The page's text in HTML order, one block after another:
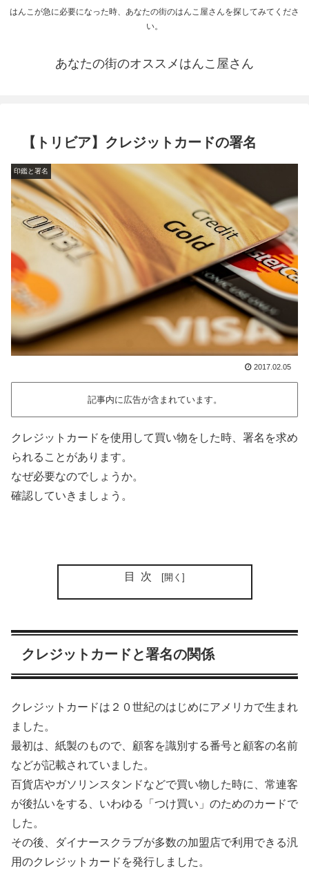
はんこが急に必要になった時、あなたの街のはんこ屋さんを探してみてくださ
い。
あなたの街のオススメはんこ屋さん
【トリビア】クレジットカードの署名
印鑑と署名
2017.02.05
記事内に広告が含まれています。
クレジットカードを使用して買い物をした時、署名を求め
られることがあります。
なぜ必要なのでしょうか。
確認していきましょう。
目次
クレジットカードと署名の関係
クレジットカードは２０世紀のはじめにアメリカで生まれ
ました。
最初は、紙製のもので、顧客を識別する番号と顧客の名前
などが記載されていました。
百貨店やガソリンスタンドなどで買い物した時に、常連客
が後払いをする、いわゆる「つけ買い」のためのカードで
した。
その後、ダイナースクラブが多数の加盟店で利用できる汎
用のクレジットカードを発行しました。